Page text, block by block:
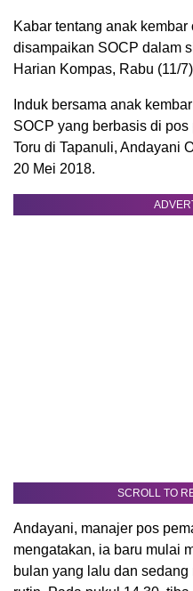
Kabar tentang anak
disampaikan SOCP dalam
Harian Kompas, Rabu (11/
Induk bersama anak
SOCP yang berbasis di
Toru di Tapanuli, Andayani
20 Mei 2018.
SCROLL TO
Andayani, manajer pos
mengatakan, ia baru mulai
bulan yang lalu dan